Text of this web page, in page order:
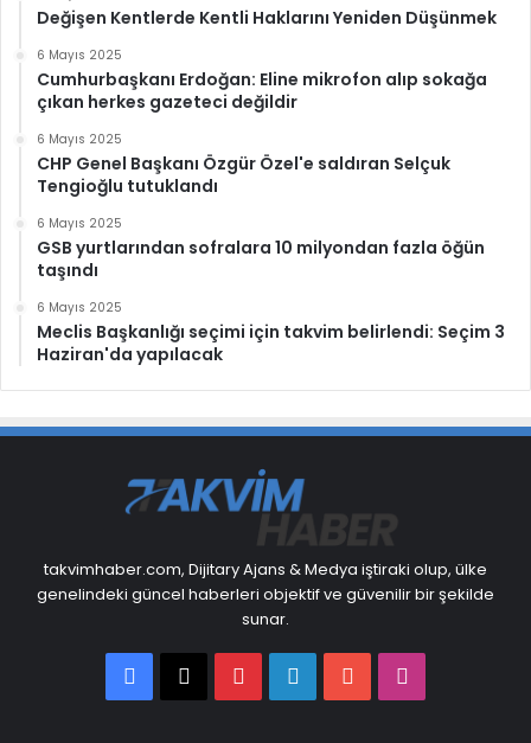
Değişen Kentlerde Kentli Haklarını Yeniden Düşünmek
6 Mayıs 2025
Cumhurbaşkanı Erdoğan: Eline mikrofon alıp sokağa
çıkan herkes gazeteci değildir
6 Mayıs 2025
CHP Genel Başkanı Özgür Özel'e saldıran Selçuk
Tengioğlu tutuklandı
6 Mayıs 2025
GSB yurtlarından sofralara 10 milyondan fazla öğün
taşındı
6 Mayıs 2025
Meclis Başkanlığı seçimi için takvim belirlendi: Seçim 3
Haziran'da yapılacak
takvimhaber.com, Dijitary Ajans & Medya iştiraki olup, ülke
genelindeki güncel haberleri objektif ve güvenilir bir şekilde
sunar.
Facebook
X PinterestLinkedInYouTube